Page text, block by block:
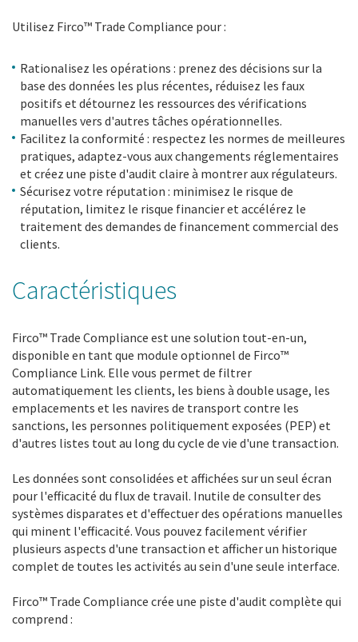
Utilisez Firco™ Trade Compliance pour :
Rationalisez les opérations : prenez des décisions sur la
base des données les plus récentes, réduisez les faux
positifs et détournez les ressources des vérifications
manuelles vers d'autres tâches opérationnelles.
Facilitez la conformité : respectez les normes de meilleures
pratiques, adaptez-vous aux changements réglementaires
et créez une piste d'audit claire à montrer aux régulateurs.
Sécurisez votre réputation : minimisez le risque de
réputation, limitez le risque financier et accélérez le
traitement des demandes de financement commercial des
clients.
Caractéristiques
Firco™ Trade Compliance est une solution tout-en-un,
disponible en tant que module optionnel de Firco™
Compliance Link. Elle vous permet de filtrer
automatiquement les clients, les biens à double usage, les
emplacements et les navires de transport contre les
sanctions, les personnes politiquement exposées (PEP) et
d'autres listes tout au long du cycle de vie d'une transaction.
Les données sont consolidées et affichées sur un seul écran
pour l'efficacité du flux de travail. Inutile de consulter des
systèmes disparates et d'effectuer des opérations manuelles
qui minent l'efficacité. Vous pouvez facilement vérifier
plusieurs aspects d'une transaction et afficher un historique
complet de toutes les activités au sein d'une seule interface.
Firco™ Trade Compliance crée une piste d'audit complète qui
comprend :